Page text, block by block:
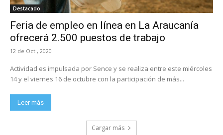
Destacado
Feria de empleo en línea en La Araucanía
ofrecerá 2.500 puestos de trabajo
12 de Oct , 2020
Actividad es impulsada por Sence y se realiza entre este miércoles
14 y el viernes 16 de octubre con la participación de más...
Leer más
Cargar más